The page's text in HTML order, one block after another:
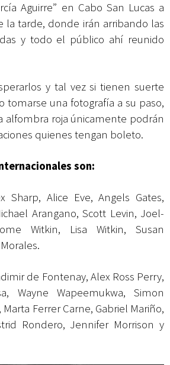
Aguirre” en Cabo San Lucas a
la tarde, donde irán arribando las
y todo el público ahí reunido
y tal vez si tienen suerte
tomarse una fotografía a su paso,
alfombra roja únicamente podrán
quienes tengan boleto.
son:
Sharp, Alice Eve, Angels Gates,
Arangano, Scott Levin, Joel-
Witkin, Lisa Witkin, Susan
de Fontenay, Alex Ross Perry,
Wayne Wapeemukwa, Simon
Marta Ferrer Carne, Gabriel Mariño,
Rondero, Jennifer Morrison y